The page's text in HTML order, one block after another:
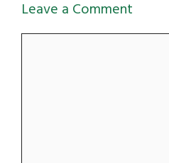
Leave a Comment
Comment